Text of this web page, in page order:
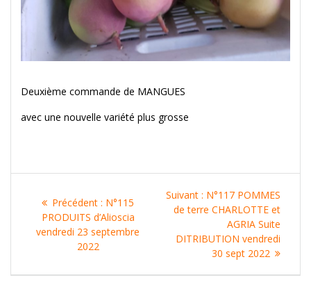
Deuxième commande de MANGUES
avec une nouvelle variété plus grosse
l’article
Précédent : Article
précédent
:
N°115
PRODUITS d’Alioscia
vendredi 23 septembre
2022
Suivant : Article
suivant
N°117 POMMES
de terre CHARLOTTE et
AGRIA Suite
DITRIBUTION vendredi
30 sept 2022